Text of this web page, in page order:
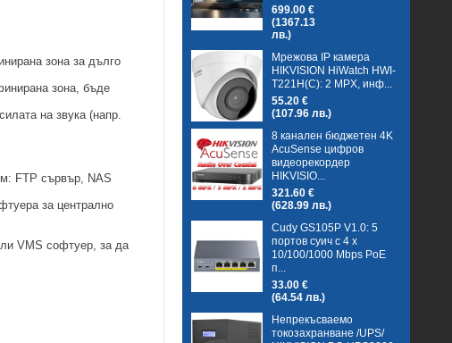
зона за дълго
зона, бъде
на звука (напр.
FTP сървър, NAS
за централно
VMS софтуер, за да
699.00 €
(1367.13
лв.)
Мрежова IP камера
HIKVISION HiWatch HWI-
T221H(C): 2 MPX, инф...
55.20 €
(107.96 лв.)
8 канален бюджетен 4K
AcuSense цифров
видеорекордер
HIKVISIO...
321.60 €
(628.99 лв.)
Cudy GS105P V1.0: 5
портов суич с 4 x
10/100/1000 Mbps PoE
п...
33.00 €
(64.54 лв.)
Непрекъсваемо
токозахранване /UPS/